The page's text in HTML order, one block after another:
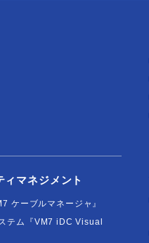
マネジメント
ケーブルマネージャ』
テム『VM7 iDC Visual